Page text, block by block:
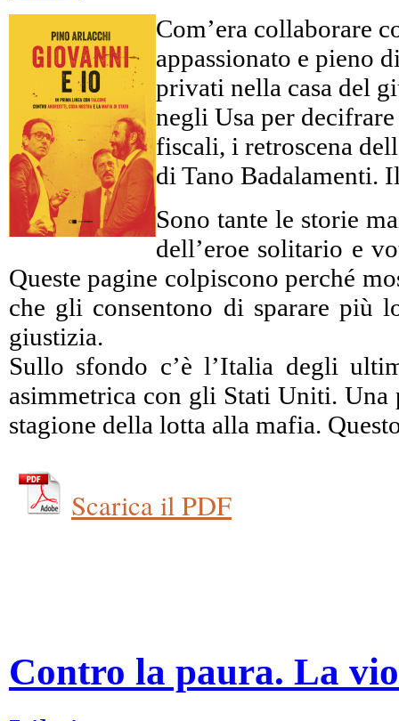
Com’era collaborare
appassionato e pieno
privati nella casa del
negli Usa per
fiscali, i retroscena
di Tano Badalamenti.
Sono tante le storie
dell’eroe solitario e
Queste pagine colpiscono perché
che gli consentono di sparare più
giustizia.
Sullo sfondo c’è l’Italia degli
asimmetrica con gli Stati Uniti. Una
stagione della lotta alla mafia.
Scarica il PDF
Contro la paura. La